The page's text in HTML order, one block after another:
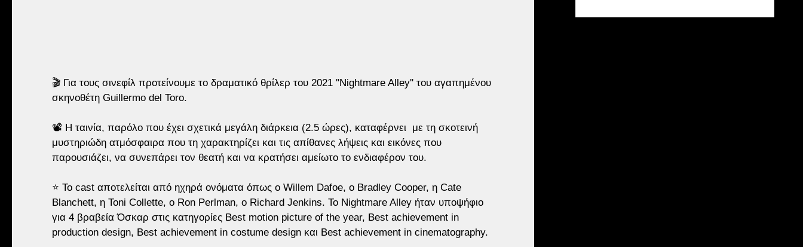
🎬 Για τους σινεφίλ προτείνουμε το δραματικό θρίλερ του 2021 ''Nightmare Alley'' του αγαπημένου
σκηνοθέτη Guillermo del Toro.
📽 Η ταινία, παρόλο που έχει σχετικά μεγάλη διάρκεια (2.5 ώρες), καταφέρνει  με τη σκοτεινή
μυστηριώδη ατμόσφαιρα που τη χαρακτηρίζει και τις απίθανες λήψεις και εικόνες που
παρουσιάζει, να συνεπάρει τον θεατή και να κρατήσει αμείωτο το ενδιαφέρον του.
⭐️ Το cast αποτελείται από ηχηρά ονόματα όπως ο Willem Dafoe, ο Bradley Cooper, η Cate
Blanchett, η Toni Collette, o Ron Perlman, ο Richard Jenkins. To Nightmare Alley ήταν υποψήφιο
για 4 βραβεία Όσκαρ στις κατηγορίες Best motion picture of the year, Best achievement in
production design, Best achievement in costume design και Best achievement in cinematography.